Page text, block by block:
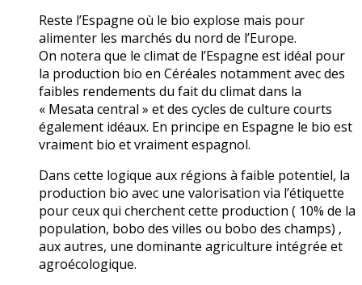
Reste l’Espagne où le bio explose mais pour
alimenter les marchés du nord de l’Europe.
On notera que le climat de l’Espagne est idéal pour
la production bio en Céréales notamment avec des
faibles rendements du fait du climat dans la
« Mesata central » et des cycles de culture courts
également idéaux. En principe en Espagne le bio est
vraiment bio et vraiment espagnol.
Dans cette logique aux régions à faible potentiel, la
production bio avec une valorisation via l’étiquette
pour ceux qui cherchent cette production ( 10% de la
population, bobo des villes ou bobo des champs) ,
aux autres, une dominante agriculture intégrée et
agroécologique.